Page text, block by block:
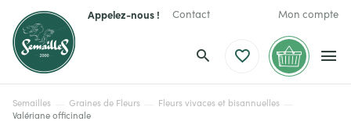
Appelez-nous ! Contact Mon compte
Semailles Graines de Fleurs
Fleurs vivaces et bisannuelles
Valériane officinale